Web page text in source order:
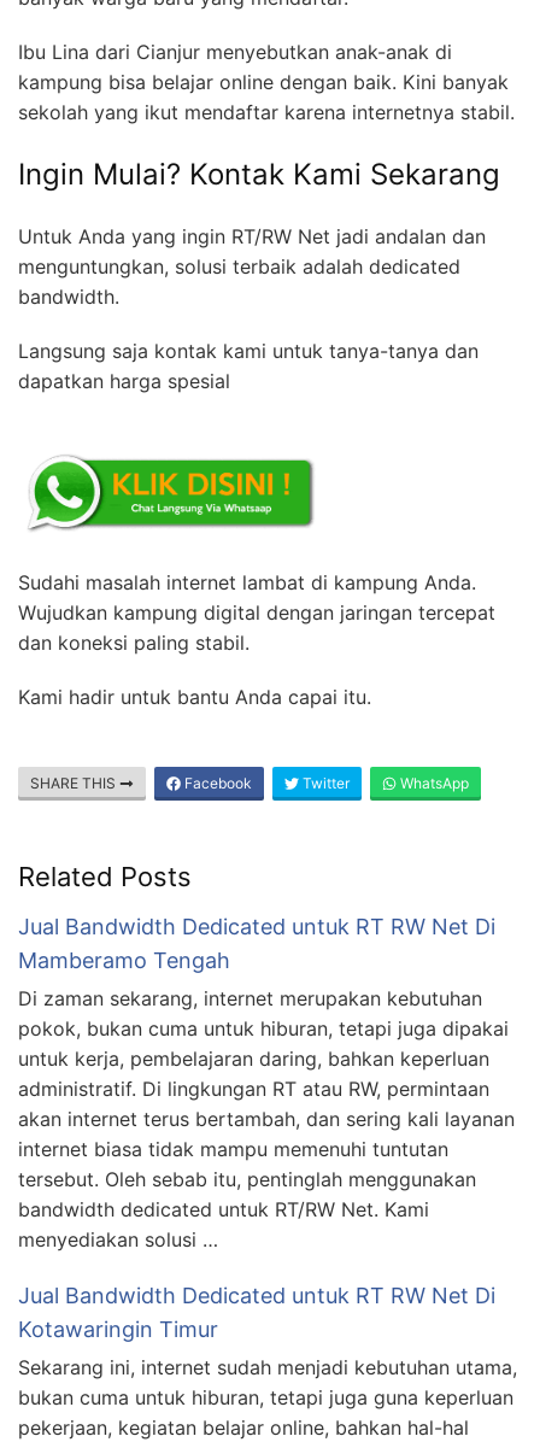
Ibu Lina dari Cianjur menyebutkan anak-anak di
kampung bisa belajar online dengan baik. Kini banyak
sekolah yang ikut mendaftar karena internetnya stabil.
Ingin Mulai? Kontak Kami Sekarang
Untuk Anda yang ingin RT/RW Net jadi andalan dan
menguntungkan, solusi terbaik adalah dedicated
bandwidth.
Langsung saja kontak kami untuk tanya-tanya dan
dapatkan harga spesial
Sudahi masalah internet lambat di kampung Anda.
Wujudkan kampung digital dengan jaringan tercepat
dan koneksi paling stabil.
Kami hadir untuk bantu Anda capai itu.
SHARE THIS Facebook Twitter WhatsApp
Related Posts
Jual Bandwidth Dedicated untuk RT RW Net Di
Mamberamo Tengah
Di zaman sekarang, internet merupakan kebutuhan
pokok, bukan cuma untuk hiburan, tetapi juga dipakai
untuk kerja, pembelajaran daring, bahkan keperluan
administratif. Di lingkungan RT atau RW, permintaan
akan internet terus bertambah, dan sering kali layanan
internet biasa tidak mampu memenuhi tuntutan
tersebut. Oleh sebab itu, pentinglah menggunakan
bandwidth dedicated untuk RT/RW Net. Kami
menyediakan solusi …
Jual Bandwidth Dedicated untuk RT RW Net Di
Kotawaringin Timur
Sekarang ini, internet sudah menjadi kebutuhan utama,
bukan cuma untuk hiburan, tetapi juga guna keperluan
pekerjaan, kegiatan belajar online, bahkan hal-hal